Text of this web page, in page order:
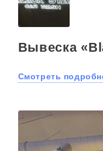
Вывеска
Смотреть